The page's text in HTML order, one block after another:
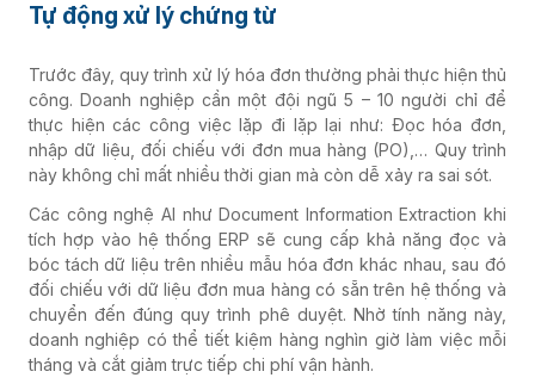
Tự động xử lý chứng từ
Trước đây, quy trình xử lý hóa đơn thường phải thực hiện thủ
công. Doanh nghiệp cần một đội ngũ 5 – 10 người chỉ để
thực hiện các công việc lặp đi lặp lại như: Đọc hóa đơn,
nhập dữ liệu, đối chiếu với đơn mua hàng (PO),… Quy trình
này không chỉ mất nhiều thời gian mà còn dễ xảy ra sai sót.
Các công nghệ AI như Document Information Extraction khi
tích hợp vào hệ thống ERP sẽ cung cấp khả năng đọc và
bóc tách dữ liệu trên nhiều mẫu hóa đơn khác nhau, sau đó
đối chiếu với dữ liệu đơn mua hàng có sẵn trên hệ thống và
chuyển đến đúng quy trình phê duyệt. Nhờ tính năng này,
doanh nghiệp có thể tiết kiệm hàng nghìn giờ làm việc mỗi
tháng và cắt giảm trực tiếp chi phí vận hành.